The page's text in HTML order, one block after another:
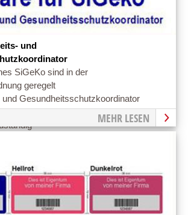
und
SiGeKo sind in der
geregelt
Gesundheitsschutz­koordinator
Sicherheit und den Gesundheitsschutz
MEHR LESEN